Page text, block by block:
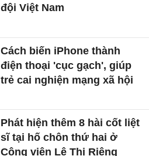
đội Việt Nam
Cách biến iPhone thành
điện thoại 'cục gạch', giúp
trẻ cai nghiện mạng xã hội
Phát hiện thêm 8 hài cốt liệt
sĩ tại hố chôn thứ hai ở
Công viên Lê Thị Riêng